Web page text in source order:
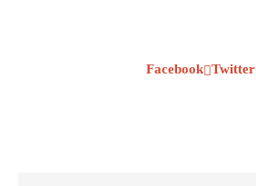
Facebook Twitter